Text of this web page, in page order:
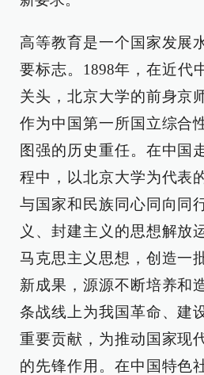
高等教育是一个国家发展
要标志。1898年，在近代
关头，北京大学的前身京
作为中国第一所国立综合
图强的历史重任。在中国
程中，以北京大学为代表
与国家和民族同心同向同
义、封建主义的思想解放
马克思主义思想，创造一
新成果，源源不断培养和
条战线上为我国革命、建
重要贡献，为推动国家现
的先锋作用。在中国特色